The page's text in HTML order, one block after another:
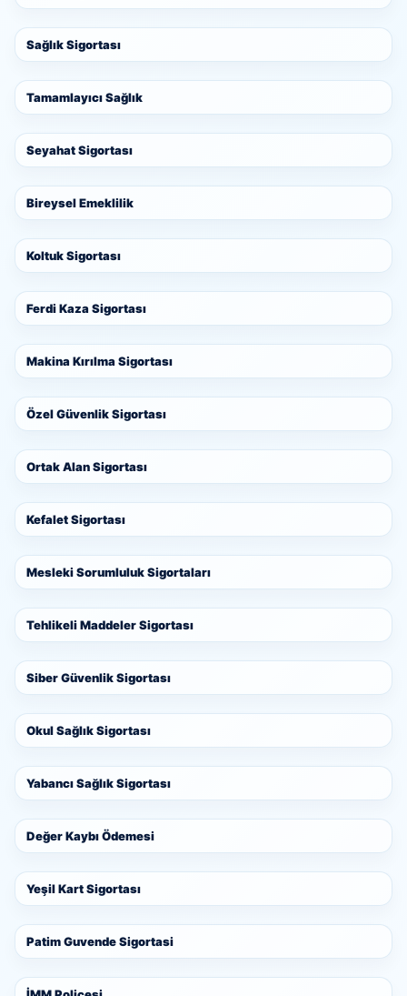
Sağlık Sigortası
Tamamlayıcı Sağlık
Seyahat Sigortası
Bireysel Emeklilik
Koltuk Sigortası
Ferdi Kaza Sigortası
Makina Kırılma Sigortası
Özel Güvenlik Sigortası
Ortak Alan Sigortası
Kefalet Sigortası
Mesleki Sorumluluk Sigortaları
Tehlikeli Maddeler Sigortası
Siber Güvenlik Sigortası
Okul Sağlık Sigortası
Yabancı Sağlık Sigortası
Değer Kaybı Ödemesi
Yeşil Kart Sigortası
Patim Guvende Sigortasi